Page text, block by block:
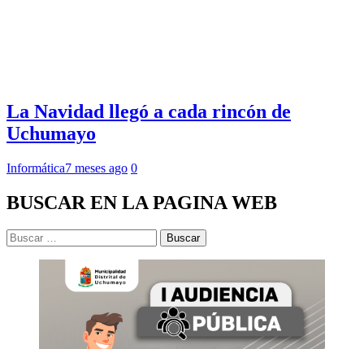
La Navidad llegó a cada rincón de
Uchumayo
Informática7 meses ago 0
BUSCAR EN LA PAGINA WEB
Buscar: